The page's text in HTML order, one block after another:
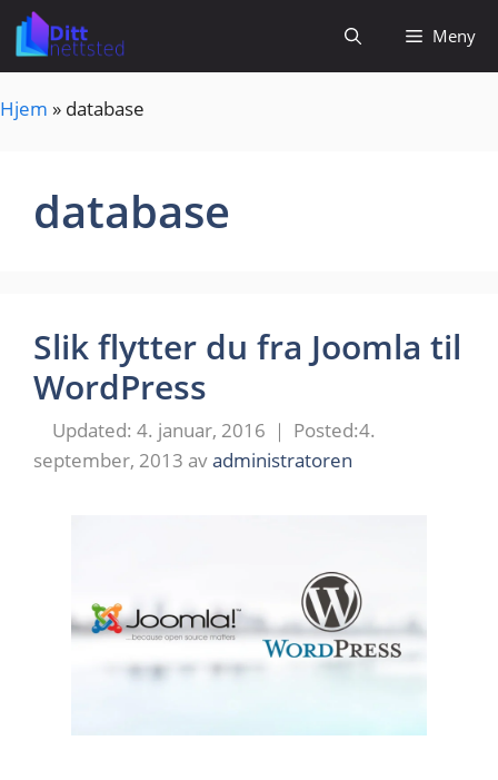
Hopp
innhold
Meny
Hjem » database
database
Slik flytter du fra Joomla til
WordPress
4. januar, 2016
4.
september, 2013 avadministratoren